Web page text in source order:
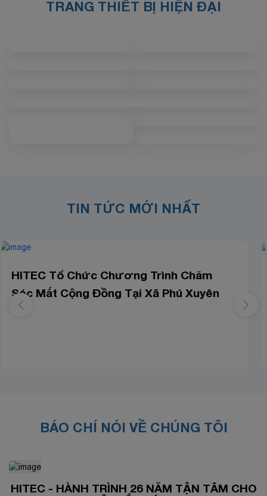
TRANG THIẾT BỊ HIỆN ĐẠI
TIN TỨC MỚI NHẤT
HITEC Khám Mắt Miễn Phí Cho Gia Đình
Chính Sách, Người Có Công Tại Phường
Tây Hồ
BÁO CHÍ NÓI VỀ CHÚNG TÔI
HITEC - HÀNH TRÌNH 26 NĂM TẬN TÂM CHO